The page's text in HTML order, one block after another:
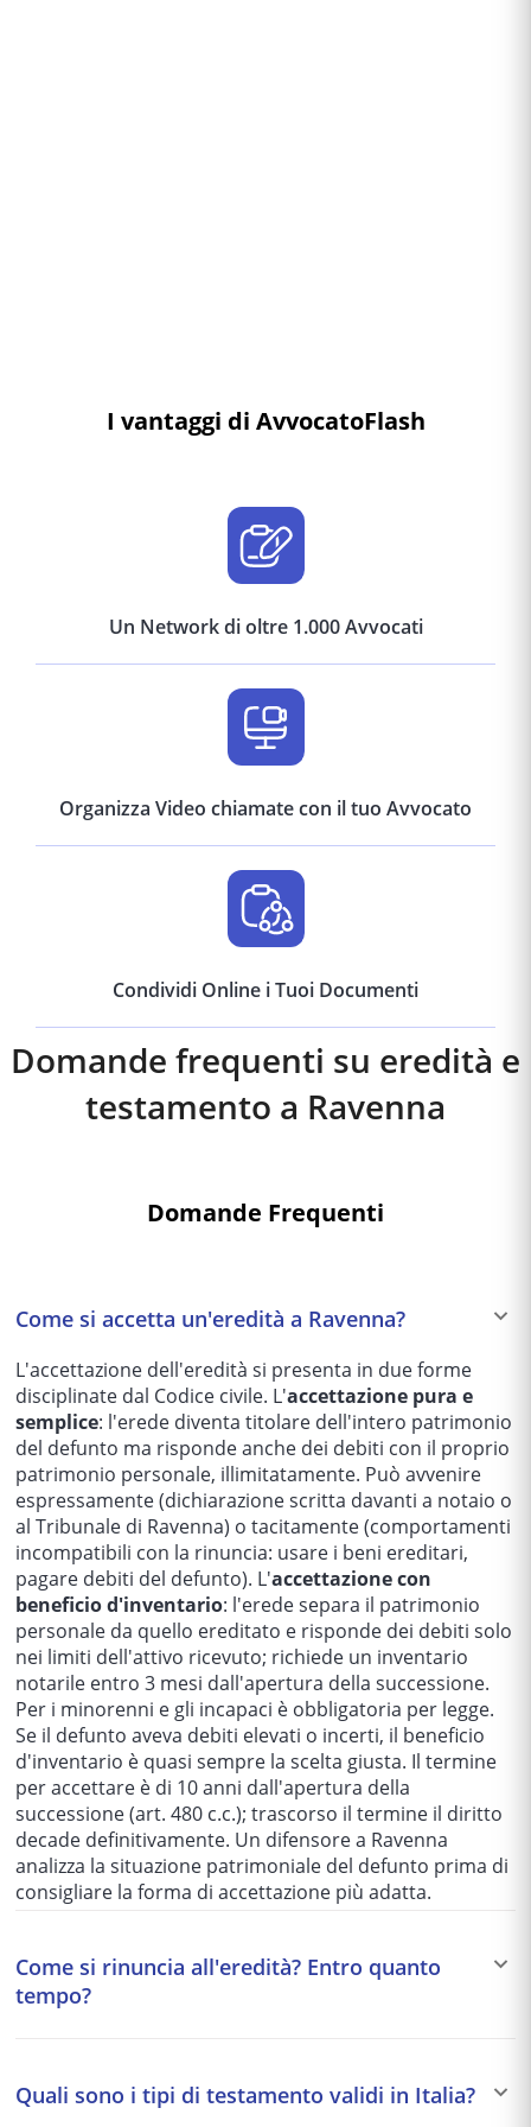
I vantaggi di AvvocatoFlash
Un Network di oltre 1.000 Avvocati
Organizza Video chiamate con il tuo Avvocato
Condividi Online i Tuoi Documenti
Domande frequenti su eredità e
testamento a Ravenna
Domande Frequenti
Come si accetta un'eredità a Ravenna?
L'accettazione dell'eredità si presenta in due forme
disciplinate dal Codice civile. L'accettazione pura e
semplice: l'erede diventa titolare dell'intero patrimonio
del defunto ma risponde anche dei debiti con il proprio
patrimonio personale, illimitatamente. Può avvenire
espressamente (dichiarazione scritta davanti a notaio o
al Tribunale di Ravenna) o tacitamente (comportamenti
incompatibili con la rinuncia: usare i beni ereditari,
pagare debiti del defunto). L'accettazione con
beneficio d'inventario: l'erede separa il patrimonio
personale da quello ereditato e risponde dei debiti solo
nei limiti dell'attivo ricevuto; richiede un inventario
notarile entro 3 mesi dall'apertura della successione.
Per i minorenni e gli incapaci è obbligatoria per legge.
Se il defunto aveva debiti elevati o incerti, il beneficio
d'inventario è quasi sempre la scelta giusta. Il termine
per accettare è di 10 anni dall'apertura della
successione (art. 480 c.c.); trascorso il termine il diritto
decade definitivamente. Un difensore a Ravenna
analizza la situazione patrimoniale del defunto prima di
consigliare la forma di accettazione più adatta.
Come si rinuncia all'eredità? Entro quanto
tempo?
acquistare la qualità di erede. Èirrevocabile (con
Quali sono i tipi di testamento validi in Italia?